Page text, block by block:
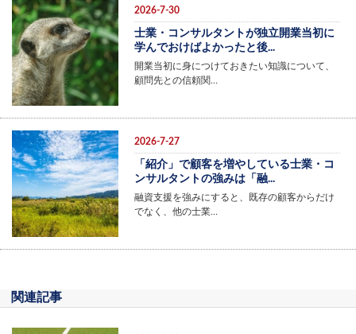
2026-7-30
士業・コンサルタントが独立開業当初に
学んでおけばよかったと後...
開業当初に身につけておきたい知識について、
顧問先との信頼関…
2026-7-27
「紹介」で顧客を増やしている士業・コ
ンサルタントの強みは「融...
融資支援を強みにすると、既存の顧客からだけ
でなく、他の士業…
関連記事